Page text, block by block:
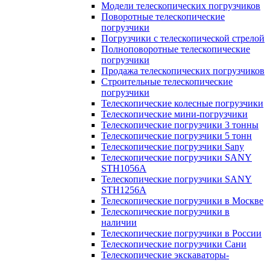
Модели телескопических погрузчиков
Поворотные телескопические
погрузчики
Погрузчики с телескопической стрелой
Полноповоротные телескопические
погрузчики
Продажа телескопических погрузчиков
Строительные телескопические
погрузчики
Телескопические колесные погрузчики
Телескопические мини-погрузчики
Телескопические погрузчики 3 тонны
Телескопические погрузчики 5 тонн
Телескопические погрузчики Sany
Телескопические погрузчики SANY
STH1056А
Телескопические погрузчики SANY
STH1256A
Телескопические погрузчики в Москве
Телескопические погрузчики в
наличии
Телескопические погрузчики в России
Телескопические погрузчики Сани
Телескопические экскаваторы-